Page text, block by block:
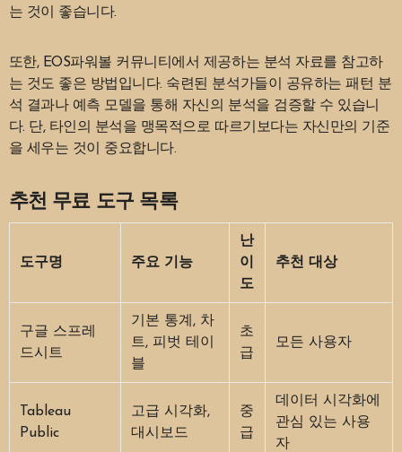
는 것이 좋습니다.
또한, EOS파워볼 커뮤니티에서 제공하는 분석 자료를 참고하
는 것도 좋은 방법입니다. 숙련된 분석가들이 공유하는 패턴 분
석 결과나 예측 모델을 통해 자신의 분석을 검증할 수 있습니
다. 단, 타인의 분석을 맹목적으로 따르기보다는 자신만의 기준
을 세우는 것이 중요합니다.
추천 무료 도구 목록
도구명 주요 기능
난
이
도
추천 대상
구글 스프레
드시트
기본 통계, 차
트, 피벗 테이
블
초
급
모든 사용자
Tableau
Public
고급 시각화,
대시보드
중
급
데이터 시각화에
관심 있는 사용
자